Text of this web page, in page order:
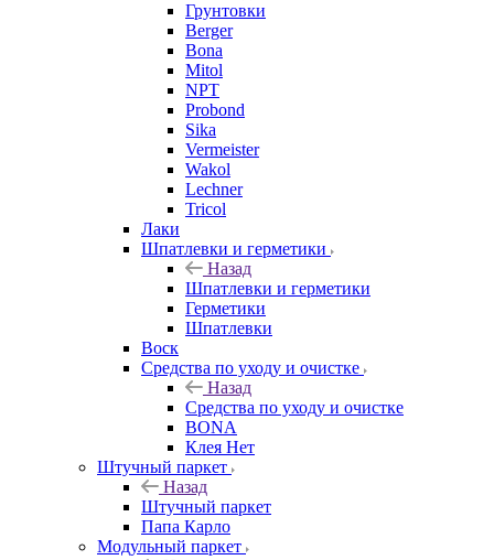
Грунтовки
Berger
Bona
Mitol
NPT
Probond
Sika
Vermeister
Wakol
Lechner
Tricol
Лаки
Шпатлевки и герметики
Назад
Шпатлевки и герметики
Герметики
Шпатлевки
Воск
Средства по уходу и очистке
Назад
Средства по уходу и очистке
BONA
Клея Нет
Штучный паркет
Назад
Штучный паркет
Папа Карло
Модульный паркет